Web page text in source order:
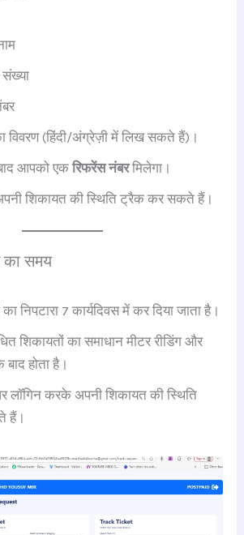
संख्या
विवरण (हिंदी/अंग्रेज़ी में लिख सकते हैं)।
आपको एकरिफरेंस नंबरमिलेगा।
शिकायत की स्थिति ट्रैक कर सकते हैं।
का समय
निपटारा 7 कार्यदिवस में कर दिया जाता है।
शिकायतों का समाधान मीटर रीडिंग और
बाद होता है।
लॉगिन करके अपनी शिकायत की स्थिति
हैं।